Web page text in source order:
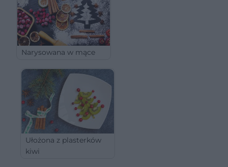
Narysowana w mące
Ułożona z plasterków
kiwi